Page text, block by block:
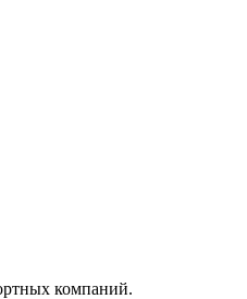
компаний.